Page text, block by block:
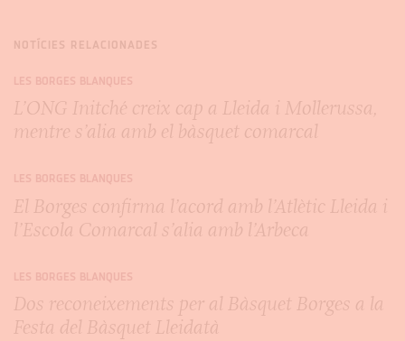
NOTÍCIES RELACIONADES
LES BORGES BLANQUES
L’ONG Initché creix cap a Lleida i Mollerussa,
mentre s’alia amb el bàsquet comarcal
LES BORGES BLANQUES
El Borges confirma l’acord amb l’Atlètic Lleida i
l’Escola Comarcal s’alia amb l’Arbeca
LES BORGES BLANQUES
Dos reconeixements per al Bàsquet Borges a la
Festa del Bàsquet Lleidatà